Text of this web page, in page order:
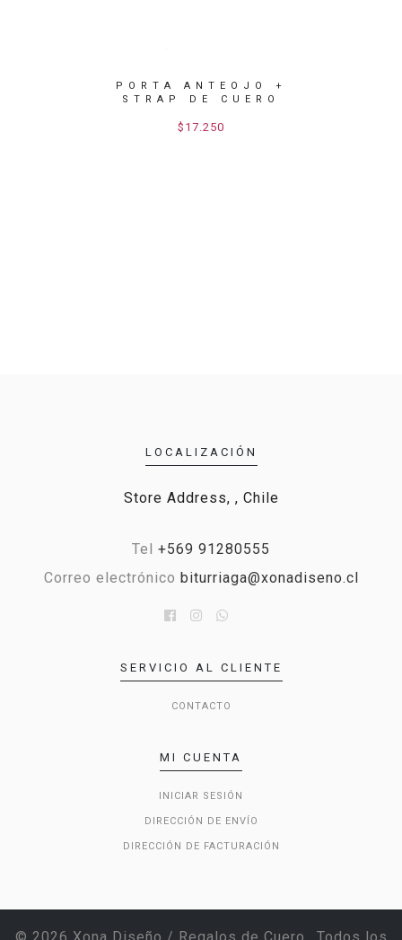
PORTA ANTEOJO +
STRAP DE CUERO
$17.250
LOCALIZACIÓN
Store Address, , Chile
Tel +569 91280555
Correo electrónico biturriaga@xonadiseno.cl
SERVICIO AL CLIENTE
CONTACTO
MI CUENTA
INICIAR SESIÓN
DIRECCIÓN DE ENVÍO
DIRECCIÓN DE FACTURACIÓN